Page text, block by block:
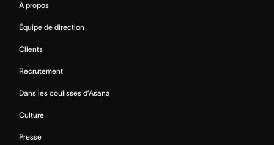
À propos
Équipe de direction
Clients
Recrutement
Dans les coulisses d’Asana
Culture
Presse